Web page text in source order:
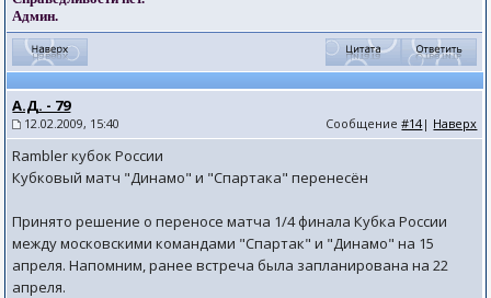
Админ.
А.Д. - 79
12.02.2009, 15:40 Сообщение#14| Наверх
Rambler кубок России
Кубковый матч "Динамо" и "Спартака" перенесён
Принято решение о переносе матча 1/4 финала Кубка России
между московскими командами "Спартак" и "Динамо" на 15
апреля. Напомним, ранее встреча была запланирована на 22
апреля.